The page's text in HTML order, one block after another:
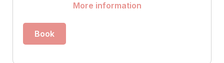
More information
Book